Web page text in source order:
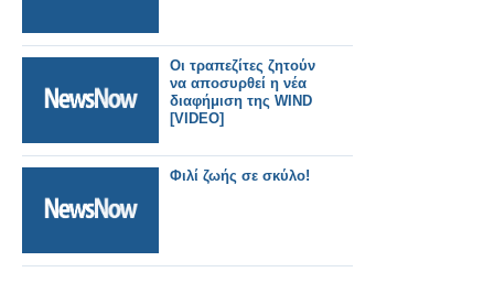
Οι τραπεζίτες ζητούν
να αποσυρθεί η νέα
διαφήμιση της WIND
[VIDEO]
Φιλί ζωής σε σκύλο!